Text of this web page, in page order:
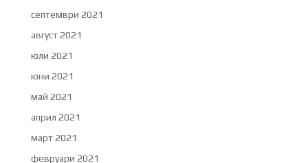
септември 2021
август 2021
юли 2021
юни 2021
май 2021
април 2021
март 2021
февруари 2021